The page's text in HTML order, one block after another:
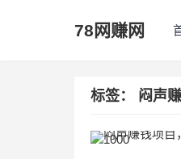
78网赚网
标签： 闷声